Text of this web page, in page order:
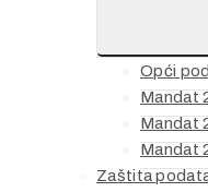
Opći
Mandat
Mandat
Mandat
Zaštita